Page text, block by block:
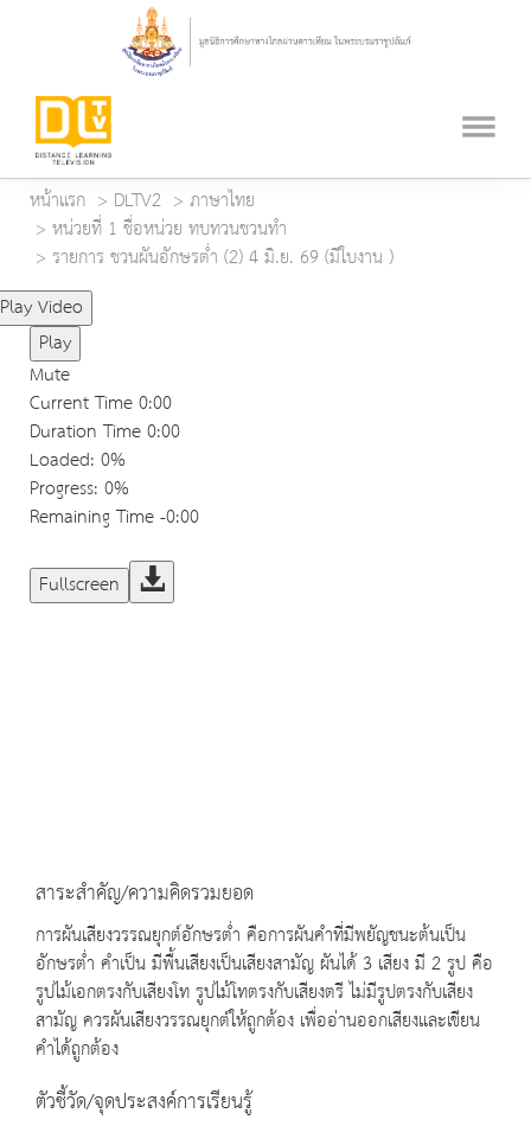
หน้าแรก DLTV2
ภาษาไทย
หน่วยที่ 1 ชื่อหน่วย ทบทวนชวนทำ
รายการ ชวนผันอักษรต่ำ (2) 4 มิ.ย. 69 (มีใบงาน )
Play Video
Play
Mute
Current Time0:00
Duration Time0:00
Loaded: 0%
Progress: 0%
Remaining Time-0:00
Fullscreen
สาระสำคัญ/ความคิดรวมยอด
การผันเสียงวรรณยุกต์อักษรต่ำ คือการผันคำที่มีพยัญชนะต้นเป็น
อักษรต่ำ คำเป็น มีพื้นเสียงเป็นเสียงสามัญ ผันได้ 3 เสียง มี 2 รูป คือ
รูปไม้เอกตรงกับเสียงโท รูปไม้โทตรงกับเสียงตรี ไม่มีรูปตรงกับเสียง
สามัญ ควรผันเสียงวรรณยุกต์ให้ถูกต้อง เพื่ออ่านออกเสียงและเขียน
คำได้ถูกต้อง
ตัวชี้วัด/จุดประสงค์การเรียนรู้